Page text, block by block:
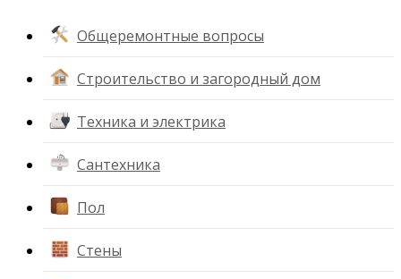
Общеремонтные вопросы
Строительство и загородный дом
Техника и электрика
Сантехника
Пол
Стены